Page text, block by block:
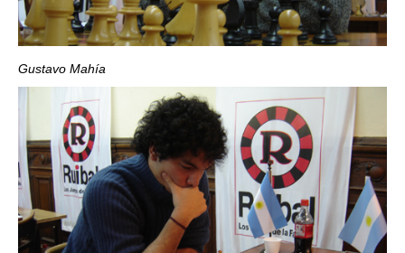
Gustavo Mahía